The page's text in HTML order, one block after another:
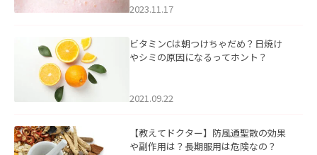
2023.11.17
ビタミンCは朝つけちゃだめ？日焼け
やシミの原因になるってホント？
2021.09.22
【教えてドクター】防風通聖散の効果
や副作用は？長期服用は危険なの？